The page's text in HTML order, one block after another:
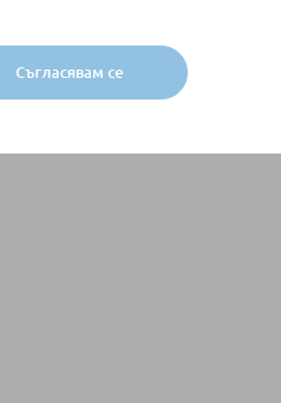
Съгласявам се